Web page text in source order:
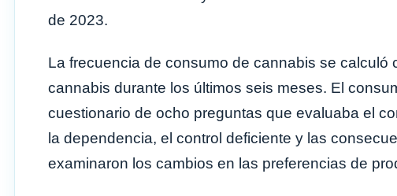
de 2023.
La frecuencia de consumo de cannabis se
cannabis durante los últimos seis meses. El
cuestionario de ocho preguntas que evaluaba el
la dependencia, el control deficiente y las
examinaron los cambios en las preferencias de